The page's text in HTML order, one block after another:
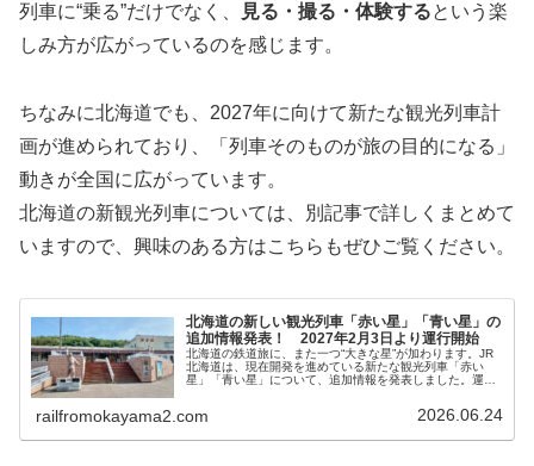
列車に“乗る”だけでなく、
見る・撮る・体験するという楽
しみ方が広がっているのを感じます。
ちなみに北海道でも、2027年に向けて新たな観光列車計
画が進められており、「列車そのものが旅の目的になる」
動きが全国に広がっています。
北海道の新観光列車については、別記事で詳しくまとめて
いますので、興味のある方はこちらもぜひご覧ください。
北海道の新しい観光列車「赤い星」「青い星」の
追加情報発表！ 2027年2月3日より運行開始
北海道の鉄道旅に、また一つ“大きな星”が加わります。JR
北海道は、現在開発を進めている新たな観光列車「赤い
星」「青い星」について、追加情報を発表しました。運行
railfromokayama2.com 2026.06.24